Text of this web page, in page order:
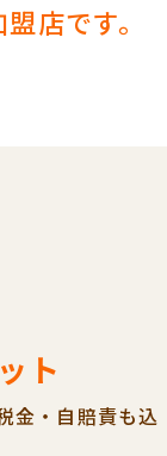
店です。
ト
金・自賠責も込